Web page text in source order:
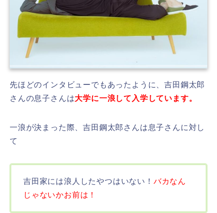
先ほどのインタビューでもあったように、吉田鋼太郎
さんの息子さんは大学に一浪して入学しています。
一浪が決まった際、吉田鋼太郎さんは息子さんに対し
て
吉田家には浪人したやつはいない！ バカなん
じゃないかお前は！